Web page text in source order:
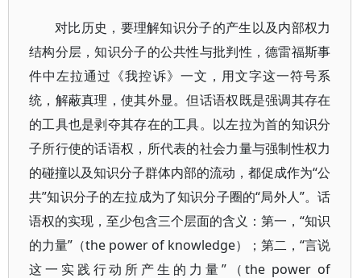
对比历史，要理解知识分子的产生以及内部权力
结构分层，知识分子的公共性与批判性，德雷福斯事
件中左拉通过《我控诉》一文，用文字这一符号系
统，解蔽真理，使其外显。但话语权既是强调其存在
的工具也是剥夺其存在的工具。以左拉为首的知识分
子所行使的话语权，所代表的社会力量与强制性权力
的碰撞以及知识分子群体内部的流动，都促成作为“公
共”知识分子的左拉成为了知识分子圈的“局外人”。话
语权的实现，至少包含三个层面的含义：第一，“知识
的力量”（the power of knowledge）；第二，“言说
这一实践行动所产生的力量”（the power of